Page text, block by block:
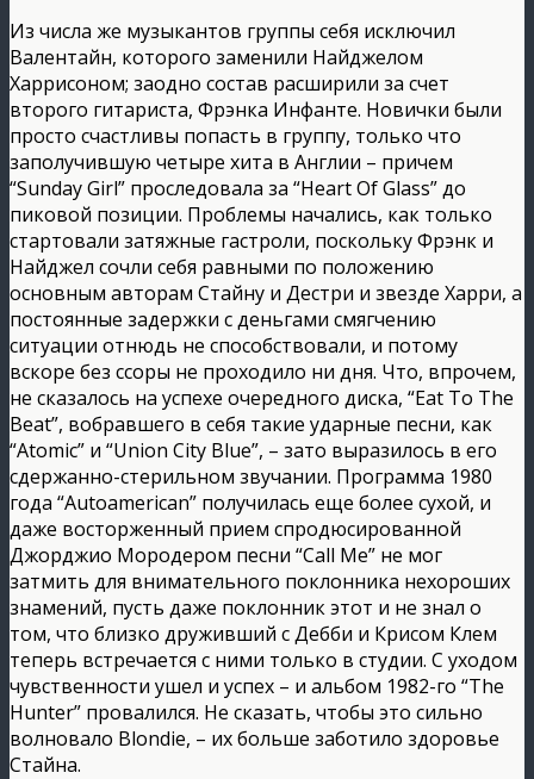
Из числа же музыкантов группы себя исключил
Валентайн, которого заменили Найджелом
Харрисоном; заодно состав расширили за счет
второго гитариста, Фрэнка Инфанте. Новички были
просто счастливы попасть в группу, только что
заполучившую четыре хита в Англии – причем
“Sunday Girl” проследовала за “Heart Of Glass” до
пиковой позиции. Проблемы начались, как только
стартовали затяжные гастроли, поскольку Фрэнк и
Найджел сочли себя равными по положению
основным авторам Стайну и Дестри и звезде Харри, а
постоянные задержки с деньгами смягчению
ситуации отнюдь не способствовали, и потому
вскоре без ссоры не проходило ни дня. Что, впрочем,
не сказалось на успехе очередного диска, “Eat To The
Beat”, вобравшего в себя такие ударные песни, как
“Atomic” и “Union City Blue”, – зато выразилось в его
сдержанно-стерильном звучании. Программа 1980
года “Autoamerican” получилась еще более сухой, и
даже восторженный прием спродюсированной
Джорджио Мородером песни “Call Me” не мог
затмить для внимательного поклонника нехороших
знамений, пусть даже поклонник этот и не знал о
том, что близко друживший с Дебби и Крисом Клем
теперь встречается с ними только в студии. С уходом
чувственности ушел и успех – и альбом 1982-го “The
Hunter” провалился. Не сказать, чтобы это сильно
волновало Blondie, – их больше заботило здоровье
Стайна.